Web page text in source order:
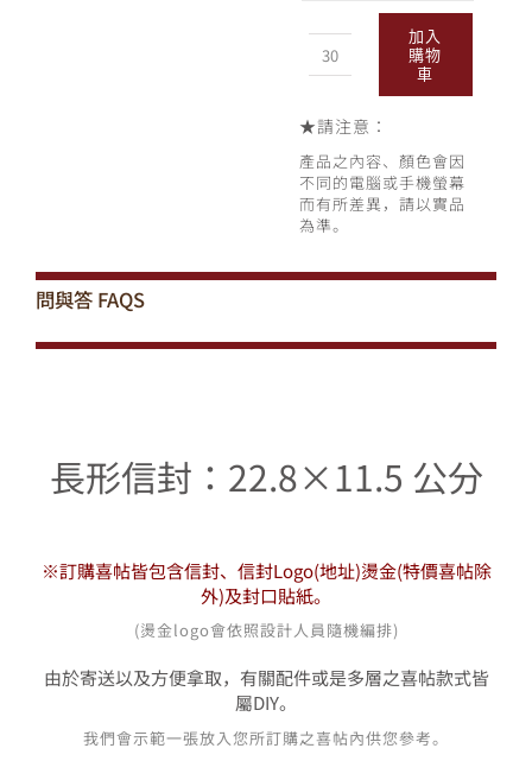
OL_009
加入
購物
車
★請注意：
產品之內容、顏色會因
不同的電腦或手機螢幕
而有所差異，請以實品
為準。
問與答 FAQS
長形信封：22.8×11.5 公分
※訂購喜帖皆包含信封、信封Logo(地址)燙金(特價喜帖除
外)及封口貼紙。
(燙金logo會依照設計人員隨機編排)
由於寄送以及方便拿取，有關配件或是多層之喜帖款式皆
屬DIY。
我們會示範一張放入您所訂購之喜帖內供您參考。